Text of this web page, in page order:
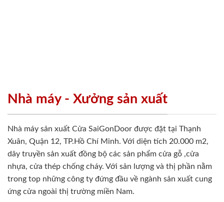
Nhà máy - Xưởng sản xuất
Nhà máy sản xuất Cửa SaiGonDoor được đặt tại Thạnh
Xuân, Quận 12, TP.Hồ Chí Minh. Với diện tích 20.000 m2,
dây truyền sản xuất đồng bộ các sản phẩm cửa gỗ ,cửa
nhựa, cửa thép chống cháy. Với sản lượng và thị phần nằm
trong top những công ty đứng đầu về ngành sản xuất cung
ứng cửa ngoài thị trường miền Nam.